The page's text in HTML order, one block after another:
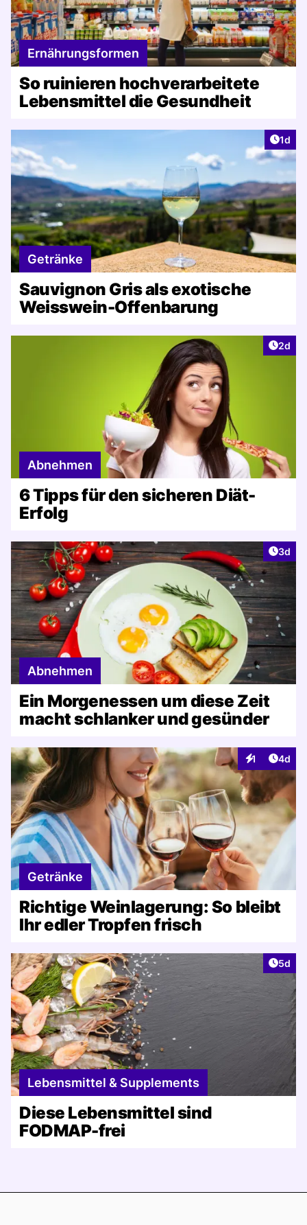
Ernährungsformen
So ruinieren hochverarbeitete
Lebensmittel die Gesundheit
1d
Getränke
Sauvignon Gris als exotische
Weisswein-Offenbarung
2d
Abnehmen
6 Tipps für den sicheren Diät-
Erfolg
3d
Abnehmen
Ein Morgenessen um diese Zeit
macht schlanker und gesünder
1
Interaktionen
4d
Getränke
Richtige Weinlagerung: So bleibt
Ihr edler Tropfen frisch
5d
Lebensmittel & Supplements
Diese Lebensmittel sind
FODMAP-frei